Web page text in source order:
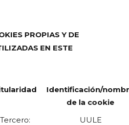
PROPIAS Y DE
EN ESTE
Identificación/
de la cookie
Tercero:
UULE